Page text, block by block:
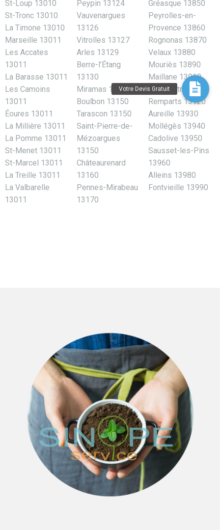
St-Loup 13010
St-Tronc 13010
La Timone 13010
Marseille 13011
Les Accates
13011
La Barasse 13011
Les Camoins
13011
Éoures 13011
La Millière 13011
La Pomme 13011
St-Menet 13011
St-Marcel 13011
La Treille 13011
La Valbarelle
13011
Peypin 13124
Vauvenargues
13126
Vitrolles 13127
Arles 13129
Berre-l’Étang
13130
Miramas 13140
Boulbon 13150
Tarascon 13150
Saint-Pierre-de-
Mézoargues
13150
Châteaurenard
13160
Pennes-Mirabeau
13170
Gréasque 13850
Peyrolles-en-
Provence 13860
Rognonas 13870
Velaux 13880
Mouriès 13890
Maillane 13910
Saint-Mitre-les-
Remparts 13920
Aureille 13930
Mollégès 13940
Cadolive 13950
Sausset-les-Pins
13960
Alleins 13980
Fontvieille 13990